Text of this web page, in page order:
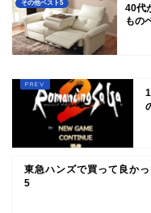
その他ベスト5
40代
もの
東急ハンズで買って良か
5